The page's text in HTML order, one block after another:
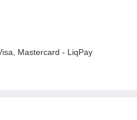
Mastercard - LiqPay